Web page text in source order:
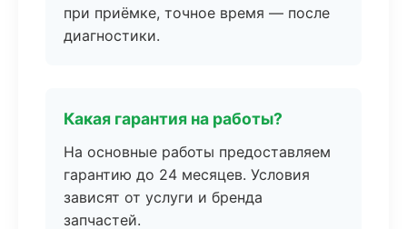
при приёмке, точное время — после
диагностики.
Какая гарантия на работы?
На основные работы предоставляем
гарантию до 24 месяцев. Условия
зависят от услуги и бренда
запчастей.